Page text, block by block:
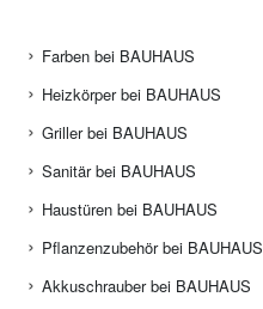
Farben bei BAUHAUS
Heizkörper bei BAUHAUS
Griller bei BAUHAUS
Sanitär bei BAUHAUS
Haustüren bei BAUHAUS
Pflanzenzubehör bei BAUHAUS
Akkuschrauber bei BAUHAUS